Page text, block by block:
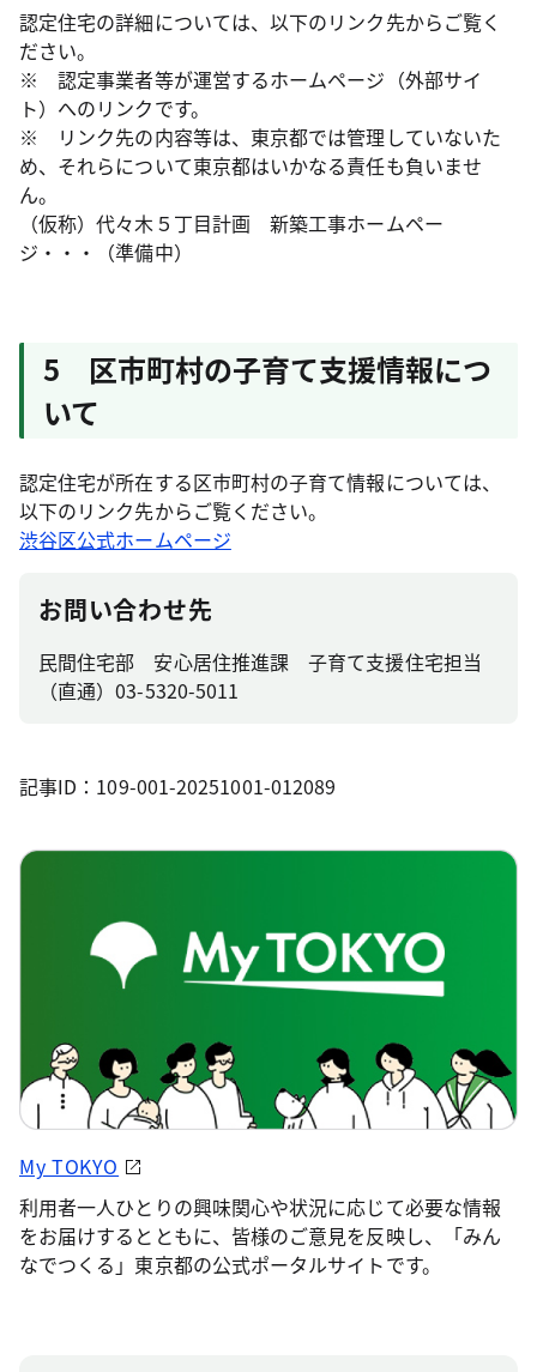
認定住宅の詳細については、以下のリンク先からご覧く
ださい。
※ 認定事業者等が運営するホームページ（外部サイ
ト）へのリンクです。
※ リンク先の内容等は、東京都では管理していないた
め、それらについて東京都はいかなる責任も負いませ
ん。
（仮称）代々木５丁目計画 新築工事ホームペー
ジ・・・（準備中）
5 区市町村の子育て支援情報につ
いて
認定住宅が所在する区市町村の子育て情報については、
以下のリンク先からご覧ください。
渋谷区公式ホームページ
お問い合わせ先
民間住宅部 安心居住推進課 子育て支援住宅担当
（直通）03-5320-5011
記事ID：109-001-20251001-012089
My TOKYO
利用者一人ひとりの興味関心や状況に応じて必要な情報
をお届けするとともに、皆様のご意見を反映し、「みん
なでつくる」東京都の公式ポータルサイトです。